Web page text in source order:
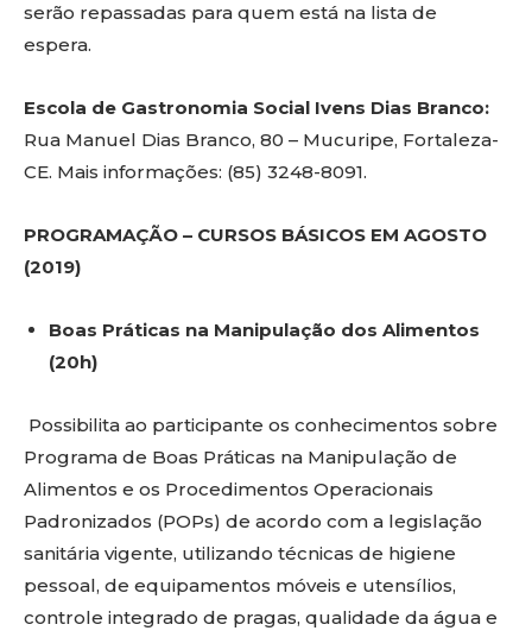
serão repassadas para quem está na lista de
espera.
Escola de Gastronomia Social Ivens Dias Branco:
Rua Manuel Dias Branco, 80 – Mucuripe, Fortaleza-
CE. Mais informações: (85) 3248-8091.
PROGRAMAÇÃO – CURSOS BÁSICOS EM AGOSTO
(2019)
Boas Práticas na Manipulação dos Alimentos
(20h)
Possibilita ao participante os conhecimentos sobre
Programa de Boas Práticas na Manipulação de
Alimentos e os Procedimentos Operacionais
Padronizados (POPs) de acordo com a legislação
sanitária vigente, utilizando técnicas de higiene
pessoal, de equipamentos móveis e utensílios,
controle integrado de pragas, qualidade da água e